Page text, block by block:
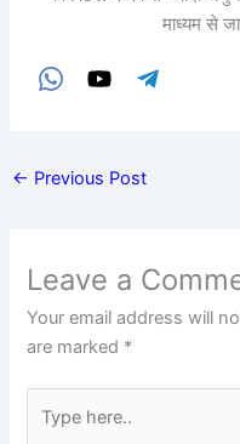
माध्यम से
← Previous Post
Leave a
Your email address will
are marked *
here..